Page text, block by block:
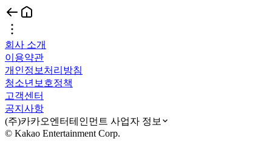
회사 소개
이용약관
개인정보처리방침
청소년보호정책
고객센터
공지사항
(주)카카오엔터테인먼트 사업자 정보
© Kakao Entertainment Corp.